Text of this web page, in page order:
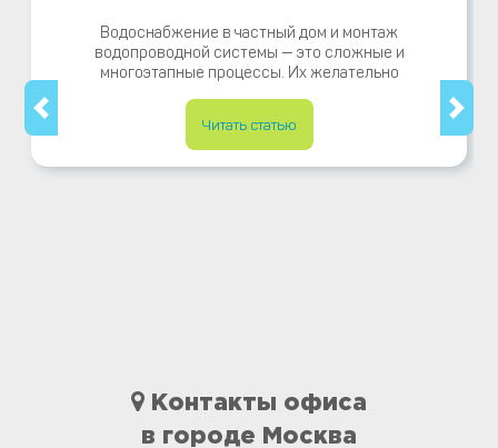
Водоснабжение в частный дом и монтаж
водопроводной системы — это сложные и
многоэтапные процессы. Их желательно
Читать статью
Контакты офиса
в городе Москва